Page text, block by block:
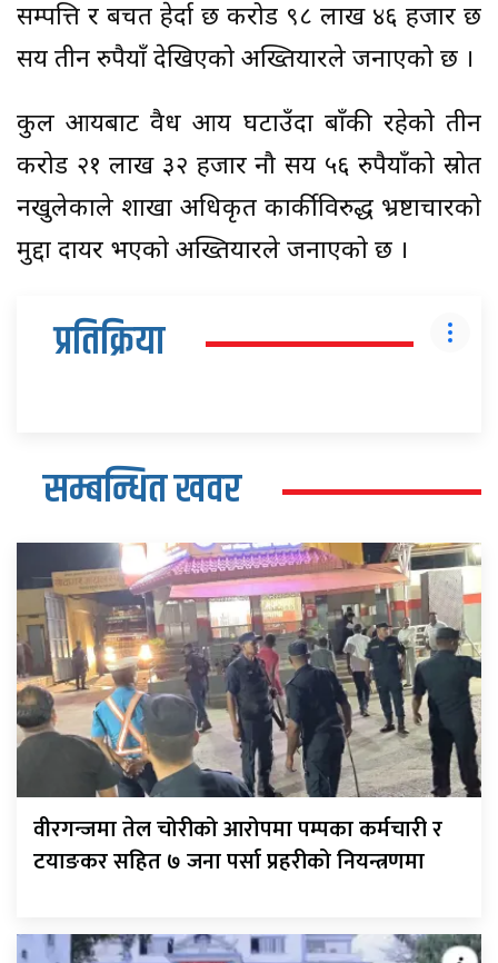
सम्पत्ति र बचत हेर्दा छ करोड ९८ लाख ४६ हजार छ
सय तीन रुपैयाँ देखिएको अख्तियारले जनाएको छ ।
कुल आयबाट वैध आय घटाउँदा बाँकी रहेको तीन
करोड २१ लाख ३२ हजार नौ सय ५६ रुपैयाँको स्रोत
नखुलेकाले शाखा अधिकृत कार्कीविरुद्ध भ्रष्टाचारको
मुद्दा दायर भएको अख्तियारले जनाएको छ ।
प्रतिक्रिया
सम्बन्धित खवर
वीरगन्जमा तेल चोरीको आरोपमा पम्पका कर्मचारी र
टयाङकर सहित ७ जना पर्सा प्रहरीको नियन्त्रणमा